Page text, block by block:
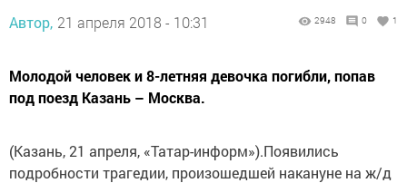
Автор, 21 апреля 2018 - 10:31 2948 0 1
Молодой человек и 8-летняя девочка погибли, попав
под поезд Казань – Москва.
(Казань, 21 апреля, «Татар-информ»).Появились
подробности трагедии, произошедшей накануне на ж/д